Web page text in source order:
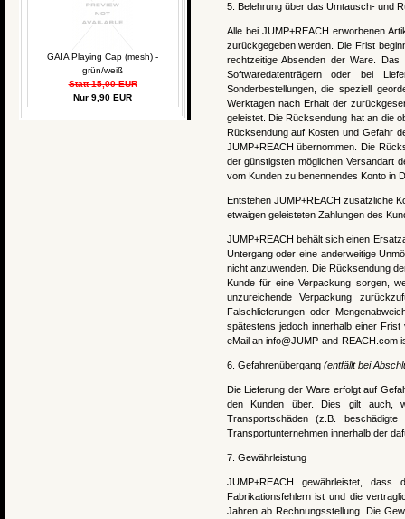
GAIA Playing Cap (mesh) -
grün/weiß
Statt 15,00 EUR
Nur 9,90 EUR
5. Belehrung über das Umtausch- und
Alle bei JUMP+REACH erworbenen
zurückgegeben werden. Die Frist
rechtzeitige Absenden der Ware.
Softwaredatenträgern oder bei
Sonderbestellungen, die speziell
Werktagen nach Erhalt der
geleistet. Die Rücksendung hat an die
Rücksendung auf Kosten und Gefahr
JUMP+REACH übernommen. Die
der günstigsten möglichen Versandart
vom Kunden zu benennendes Konto in
Entstehen JUMP+REACH zusätzliche
etwaigen geleisteten Zahlungen des
JUMP+REACH behält sich einen
Untergang oder eine anderweitige
nicht anzuwenden. Die Rücksendung
Kunde für eine Verpackung sorgen,
unzureichende Verpackung
Falschlieferungen oder
spätestens jedoch innerhalb einer
eMail an info@JUMP-and-REACH.com
6. Gefahrenübergang (entfällt bei
Die Lieferung der Ware erfolgt auf
den Kunden über. Dies gilt auch,
Transportschäden (z.B.
Transportunternehmen innerhalb der
7. Gewährleistung
JUMP+REACH gewährleistet,
Fabrikationsfehlern ist und die
Jahren ab Rechnungsstellung. Die